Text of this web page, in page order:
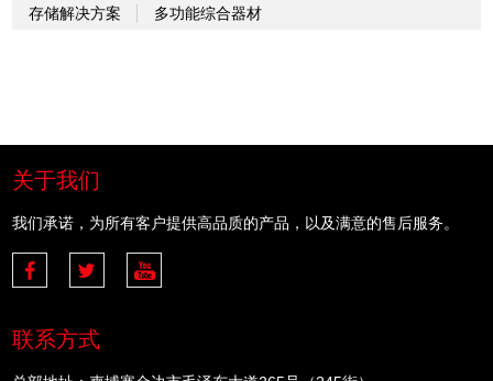
存储解决方案
多功能综合器材
关于我们
我们承诺，为所有客户提供高品质的产品，以及满意的售后服务。
联系方式